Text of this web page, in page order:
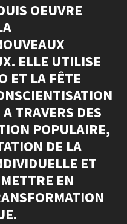
OEUVRE
ELLE UTILISE
ET LA FÊTE
TRAVERS DES
POPULAIRE,
DE LA
ET
EN